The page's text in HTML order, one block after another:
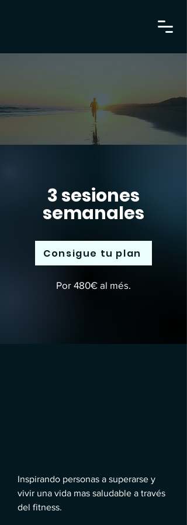
3 sesiones
semanales
Consigue tu plan
Por 480€ al més.
Inspirando personas a superarse y
vivir una vida mas saludable a través
del fitness.